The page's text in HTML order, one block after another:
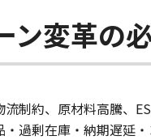
ン変革の
制約、原材料高騰、
過剰在庫・納期遅延